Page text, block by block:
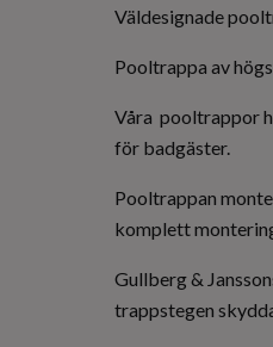
Väldesignade
Pooltrappa av
Våra pooltrappor
för badgäster.
Pooltrappan
komplett
Gullberg &
trappstegen